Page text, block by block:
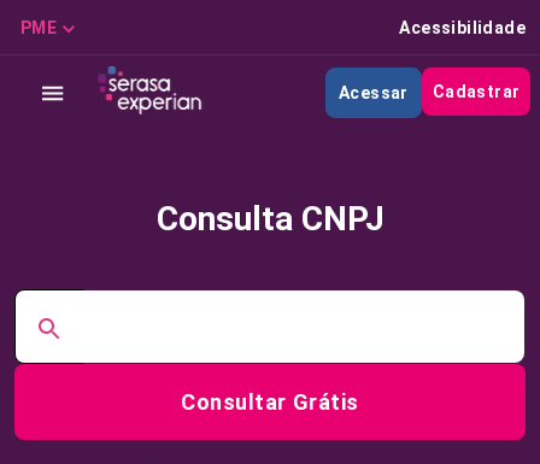
PME Acessibilidade
Acessar Cadastrar
Consulta CNPJ
Consultar Grátis